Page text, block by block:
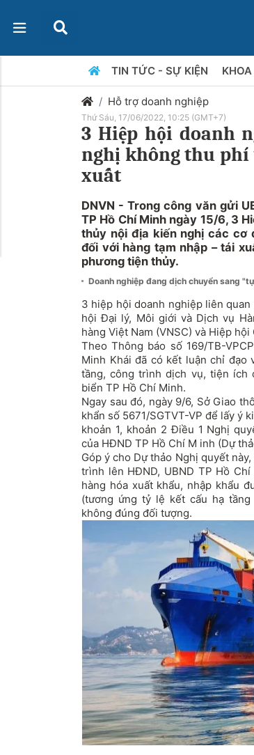
TIN TỨC - SỰ KIỆN
Hỗ trợ doanh nghiệp
Thứ Sáu, 17/06/2022, 10:25 (GMT+7)
3 Hiệp hội doanh
nghị không thu
xuất
DNVN - Trong công văn gửi
TP Hồ Chí Minh ngày 15/6, 3
thủy nội địa kiến nghị các cơ
đối với hàng tạm nhập – tái
phương tiện thủy.
Doanh nghiệp đang dịch chuyển sang
3 hiệp hội doanh nghiệp liên
hội Đại lý, Môi giới và Dịch vụ
hàng Việt Nam (VNSC) và Hiệp
Theo Thông báo số 169/TB-
Minh Khái đã có kết luận chỉ
tầng, công trình dịch vụ, tiện ích
biển TP Hồ Chí Minh.
Ngay sau đó, ngày 9/6, Sở Giao
khẩn số 5671/SGTVT-VP để lấy ý
khoản 1, khoản 2 Điều 1 Nghị
của HĐND TP Hồ Chí M inh (Dự
Góp ý cho Dự thảo Nghị quyết
trình lên HĐND, UBND TP Hồ
hàng hóa xuất khẩu, nhập khẩu
(tương ứng tỷ lệ kết cấu hạ
không đúng đối tượng.